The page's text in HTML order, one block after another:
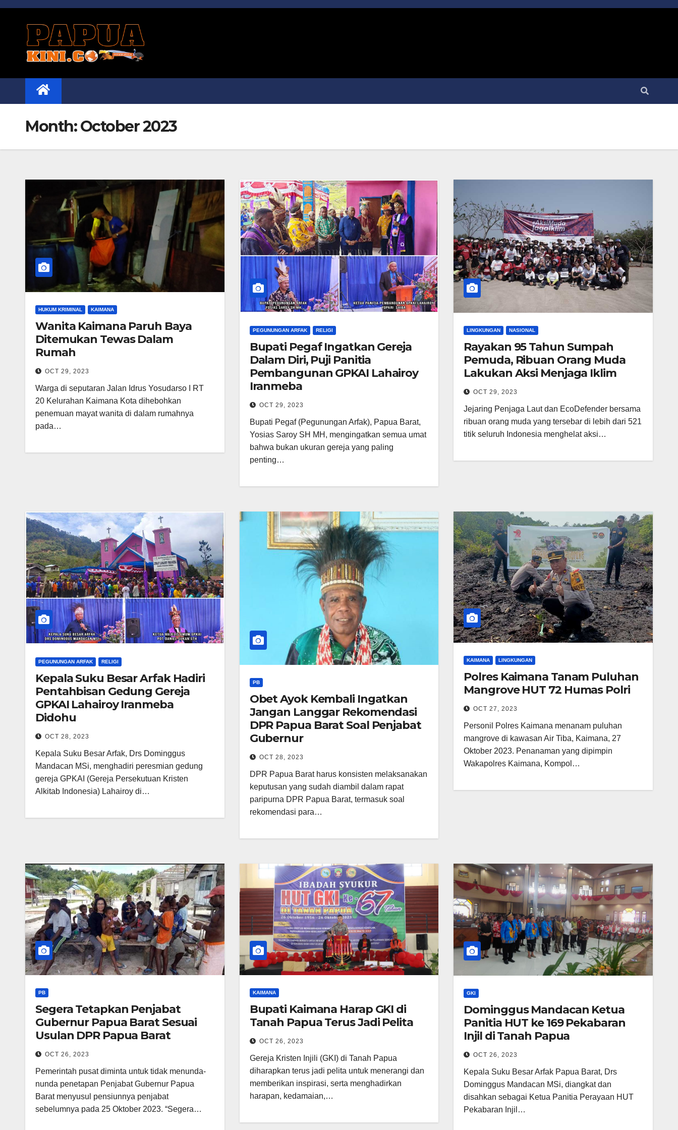
Skip
Month:October 2023
HUKUM KRIMINAL KAIMANA
Wanita Kaimana Paruh Baya
Ditemukan Tewas Dalam
Rumah
OCT 29, 2023
Warga di seputaran Jalan Idrus Yosudarso I RT
20 Kelurahan Kaimana Kota dihebohkan
penemuan mayat wanita di dalam rumahnya
pada…
PEGUNUNGAN ARFAK RELIGI
Bupati Pegaf Ingatkan Gereja
Dalam Diri, Puji Panitia
Pembangunan GPKAI Lahairoy
Iranmeba
OCT 29, 2023
Bupati Pegaf (Pegunungan Arfak), Papua Barat,
Yosias Saroy SH MH, mengingatkan semua umat
bahwa bukan ukuran gereja yang paling
penting…
LINGKUNGAN NASIONAL
Rayakan 95 Tahun Sumpah
Pemuda, Ribuan Orang Muda
Lakukan Aksi Menjaga Iklim
OCT 29, 2023
Jejaring Penjaga Laut dan EcoDefender bersama
ribuan orang muda yang tersebar di lebih dari 521
titik seluruh Indonesia menghelat aksi…
PEGUNUNGAN ARFAK RELIGI
Kepala Suku Besar Arfak Hadiri
Pentahbisan Gedung Gereja
GPKAI Lahairoy Iranmeba
Didohu
OCT 28, 2023
Kepala Suku Besar Arfak, Drs Dominggus
Mandacan MSi, menghadiri peresmian gedung
gereja GPKAI (Gereja Persekutuan Kristen
Alkitab Indonesia) Lahairoy di…
PB
Obet Ayok Kembali Ingatkan
Jangan Langgar Rekomendasi
DPR Papua Barat Soal Penjabat
Gubernur
OCT 28, 2023
DPR Papua Barat harus konsisten melaksanakan
keputusan yang sudah diambil dalam rapat
paripurna DPR Papua Barat, termasuk soal
rekomendasi para…
KAIMANA LINGKUNGAN
Polres Kaimana Tanam Puluhan
Mangrove HUT 72 Humas Polri
OCT 27, 2023
Personil Polres Kaimana menanam puluhan
mangrove di kawasan Air Tiba, Kaimana, 27
Oktober 2023. Penanaman yang dipimpin
Wakapolres Kaimana, Kompol…
PB
Segera Tetapkan Penjabat
Gubernur Papua Barat Sesuai
Usulan DPR Papua Barat
OCT 26, 2023
Pemerintah pusat diminta untuk tidak menunda-
nunda penetapan Penjabat Gubernur Papua
Barat menyusul pensiunnya penjabat
sebelumnya pada 25 Oktober 2023. “Segera…
KAIMANA
Bupati Kaimana Harap GKI di
Tanah Papua Terus Jadi Pelita
OCT 26, 2023
Gereja Kristen Injili (GKI) di Tanah Papua
diharapkan terus jadi pelita untuk menerangi dan
memberikan inspirasi, serta menghadirkan
harapan, kedamaian,…
GKI
Dominggus Mandacan Ketua
Panitia HUT ke 169 Pekabaran
Injil di Tanah Papua
OCT 26, 2023
Kepala Suku Besar Arfak Papua Barat, Drs
Dominggus Mandacan MSi, diangkat dan
disahkan sebagai Ketua Panitia Perayaan HUT
Pekabaran Injil…